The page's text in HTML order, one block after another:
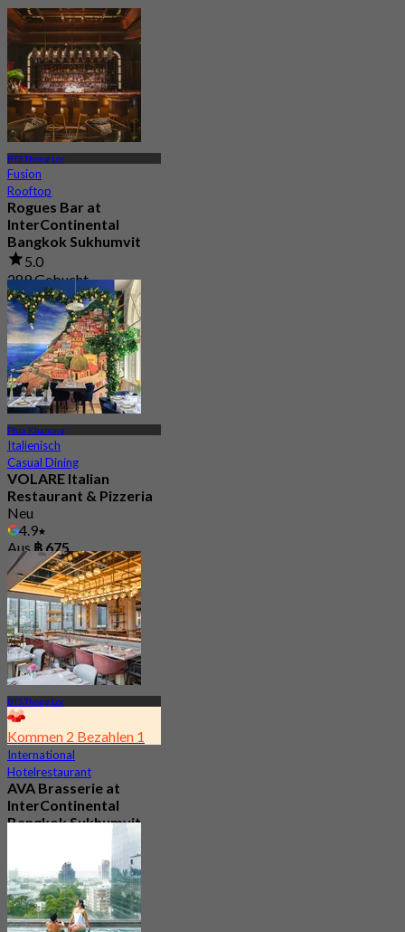
BTS Thong Lor
Fusion
Rooftop
Rogues Bar at
InterContinental
Bangkok Sukhumvit
5.0
289 Gebucht
Aus฿ 395
Phra Khanong
Italienisch
Casual Dining
VOLARE Italian
Restaurant & Pizzeria
Neu
4.9
Aus ฿ 675
BTS Thong Lor
Kommen 2 Bezahlen 1
International
Hotelrestaurant
AVA Brasserie at
InterContinental
Bangkok Sukhumvit
4.1K Gebucht
Aus฿ 525